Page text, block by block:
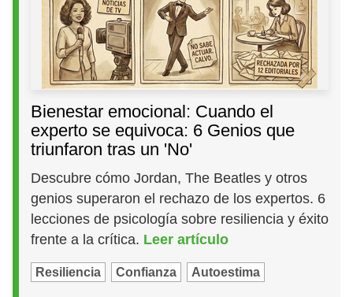
Bienestar emocional: Cuando el
experto se equivoca: 6 Genios que
triunfaron tras un 'No'
Descubre cómo Jordan, The Beatles y otros
genios superaron el rechazo de los expertos. 6
lecciones de psicología sobre resiliencia y éxito
frente a la crítica. Leer artículo
Resiliencia Confianza Autoestima